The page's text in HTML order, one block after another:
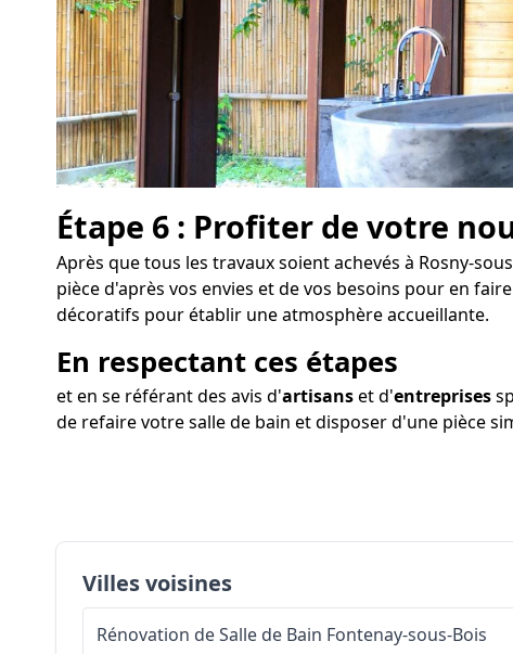
Étape 6 : Profiter de votre
Après que tous les travaux soient achevés à Rosny-
pièce d'après vos envies et de vos besoins pour en
décoratifs pour établir une atmosphère accueillante.
En respectant ces étapes
et en se référant des avis d'artisanset d'entreprises
de refaire votre salle de bain et disposer d'une pièce
Villes voisines
Rénovation de Salle de Bain Fontenay-sous-Bois